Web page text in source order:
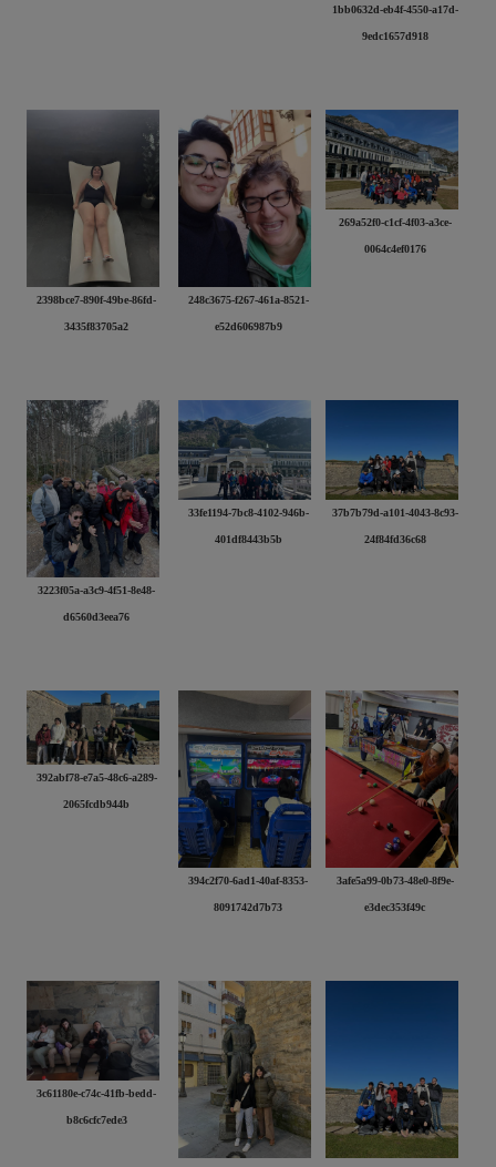
1bb0632d-eb4f-4550-a17d-
9edc1657d918
2398bce7-890f-49be-86fd-
3435f83705a2
248c3675-f267-461a-8521-
e52d606987b9
269a52f0-c1cf-4f03-a3ce-
0064c4ef0176
3223f05a-a3c9-4f51-8e48-
d6560d3eea76
33fe1194-7bc8-4102-946b-
401df8443b5b
37b7b79d-a101-4043-8c93-
24f84fd36c68
392abf78-e7a5-48c6-a289-
2065fcdb944b
394c2f70-6ad1-40af-8353-
8091742d7b73
3afe5a99-0b73-48e0-8f9e-
e3dec353f49c
3c61180e-c74c-41fb-bedd-
b8c6cfc7ede3